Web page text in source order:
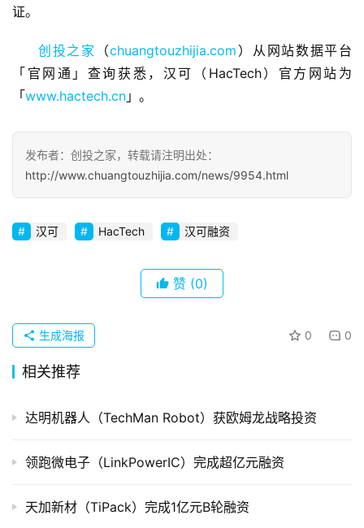
报
商
业
察
初
创
业
布
并
重
司
登录
投稿
证。
创投之家 （chuangtouzhijia.com ）从网站数据平台
「官网通」查询获悉，汉可（HacTech）官方网站为
「www.hactech.cn 」。
发布者：创投之家，转载请注明出处：
http://www.chuangtouzhijia.com/news/9954.html
汉可 HacTech 汉可融资
赞 (0)
0 0
生成海报
相关推荐
达明机器人（TechMan Robot）获欧姆龙战略投资
领跑微电子（LinkPowerIC）完成超亿元融资
天加新材（TiPack）完成1亿元B轮融资